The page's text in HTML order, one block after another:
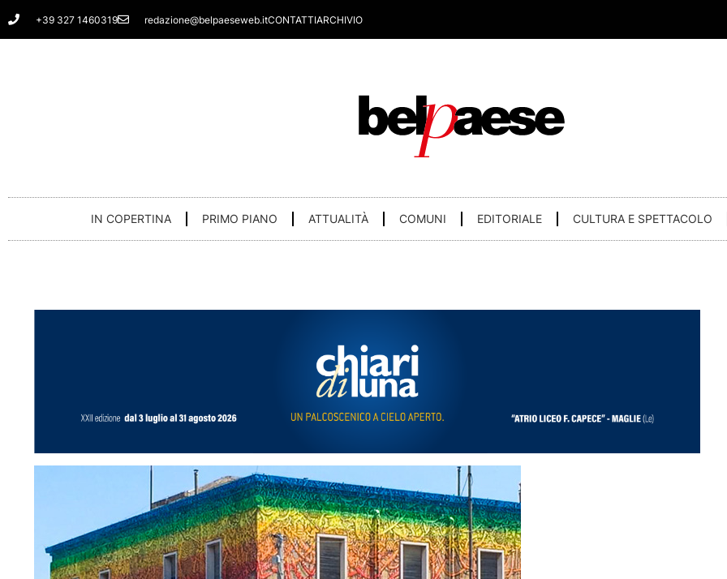
Vai
al
+39 327 1460319 redazione@belpaeseweb.itCONTATTIARCHIVIO
IN COPERTINA PRIMO PIANO ATTUALITÀ COMUNI EDITORIALE CULTURA E SPETTACOLO